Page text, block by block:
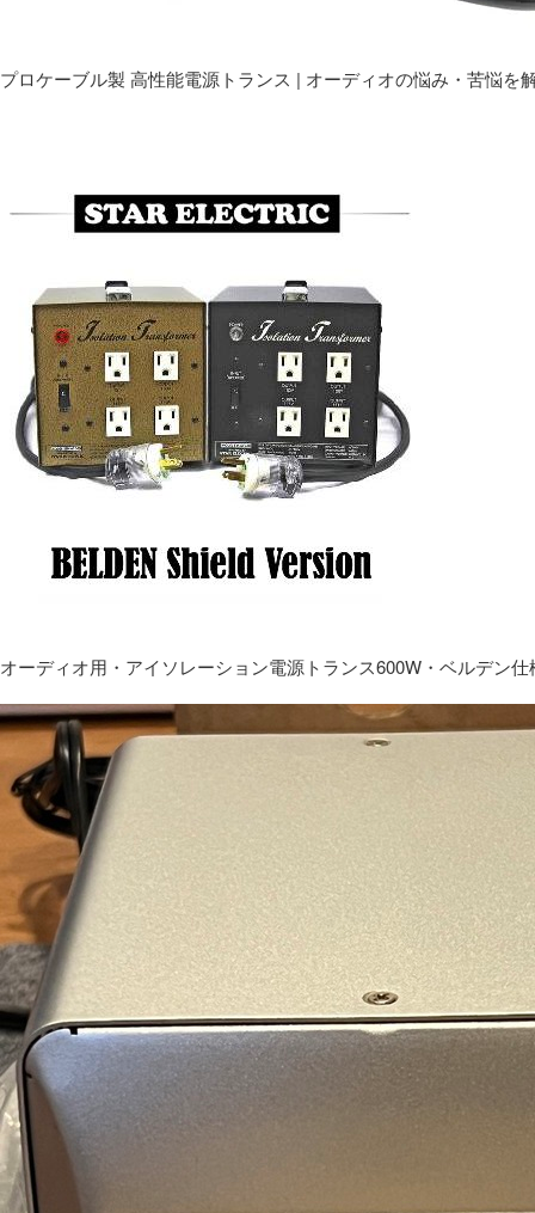
プロケーブル製 高性能電源トランス | オーディオの悩み・苦悩を
オーディオ用・アイソレーション電源トランス600W・ベルデン仕